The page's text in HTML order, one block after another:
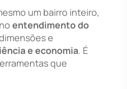
um bairro inteiro,
entendimento do
e
e economia. É
que